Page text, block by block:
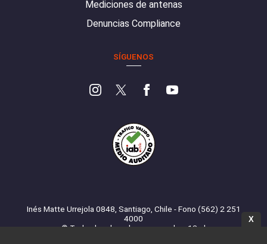
Mediciones de antenas
Denuncias Compliance
SÍGUENOS
Inés Matte Urrejola 0848, Santiago, Chile - Fono (562) 2 251
4000
© Todos los derechos reservados. 13.cl
X